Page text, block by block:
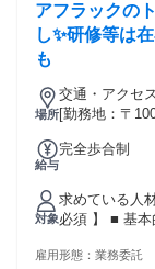
アフラックの
し✨研修等は
も
場所
交通・アクセ
宿区西新宿」
[勤務地：〒
給与
完全歩合制
対象
求めている人
必須 】 ■ 基
に自信がない方も
雇用形態： 業務委託